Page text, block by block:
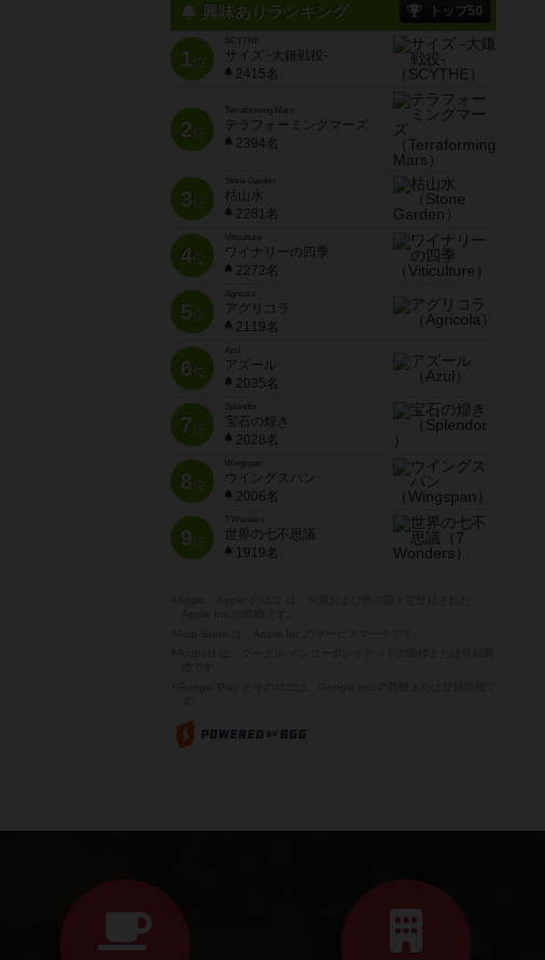
興味ありランキング トップ50
1位
SCYTHE
サイズ -大鎌戦役-
2415名
2位
Terraforming Mars
テラフォーミングマーズ
2394名
3位
Stone Garden
枯山水
2281名
4位
Viticulture
ワイナリーの四季
2272名
5位
Agricola
アグリコラ
2119名
6位
Azul
アズール
2035名
7位
宝石の煌き
2028名
8位
Wingspan
ウイングスパン
2006名
9位
7 Wonders
世界の七不思議
1919名